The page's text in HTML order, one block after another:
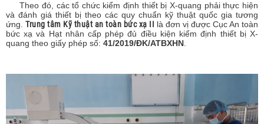
Theo đó, các tổ chức kiểm định thiết bị X-quang phải thực hiện
và đánh giá thiết bị theo các quy chuẩn kỹ thuật quốc gia tương
ứng. Trung tâm Kỹ thuật an toàn bức xạ II là đơn vị được Cục An toàn
bức xạ và Hạt nhân cấp phép đủ điều kiện kiểm định thiết bị X-
quang theo giấy phép số: 41/2019/ĐK/ATBXHN